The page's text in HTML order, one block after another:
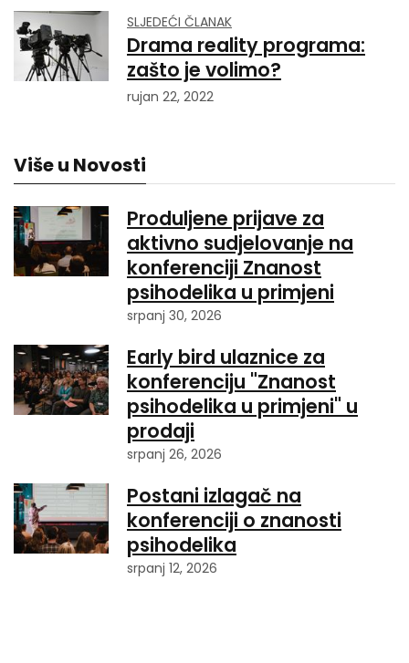
SLJEDEĆI ČLANAK
Drama reality programa:
zašto je volimo?
rujan 22, 2022
Više u Novosti
Produljene prijave za
aktivno sudjelovanje na
konferenciji Znanost
psihodelika u primjeni
srpanj 30, 2026
Early bird ulaznice za
konferenciju "Znanost
psihodelika u primjeni" u
prodaji
srpanj 26, 2026
Postani izlagač na
konferenciji o znanosti
psihodelika
srpanj 12, 2026